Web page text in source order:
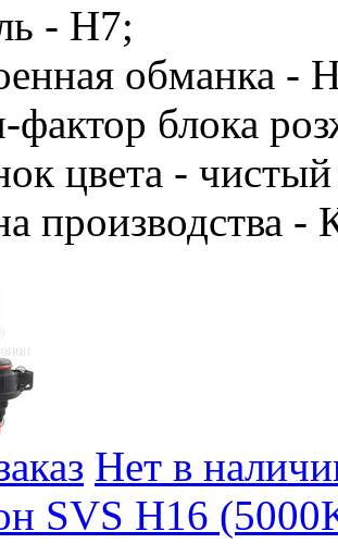
- H7;
обманка -
блока
цвета -
производства -
Нет в
SVS H16